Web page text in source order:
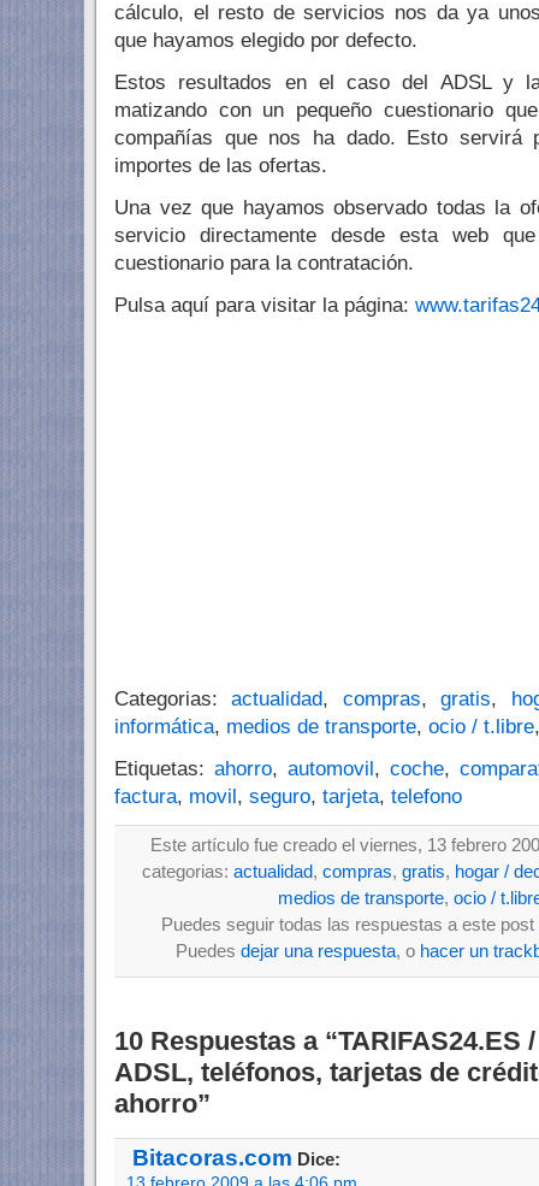
cálculo, el resto de servicios nos da ya
que hayamos elegido por defecto.
Estos resultados en el caso del ADSL y
matizando con un pequeño cuestionario
compañías que nos ha dado. Esto servirá
importes de las ofertas.
Una vez que hayamos observado todas la
servicio directamente desde esta web
cuestionario para la contratación.
Pulsa aquí para visitar la página:
Categorias:actualidad, compras,gratis,
informática, medios de transporte, ocio / t.libre
Etiquetas: ahorro, automovil, coche,
factura, movil, seguro, tarjeta, telefono
Este artículo fue creado el viernes, 13 febrero
categorias: actualidad, compras, gratis, hogar /
medios de transporte, ocio /
Puedes seguir todas las respuestas a este
Puedes dejar una respuesta, o hacer un
10 Respuestas a
ADSL, teléfonos, tarjetas de
ahorro”
Bitacoras.com Dice: